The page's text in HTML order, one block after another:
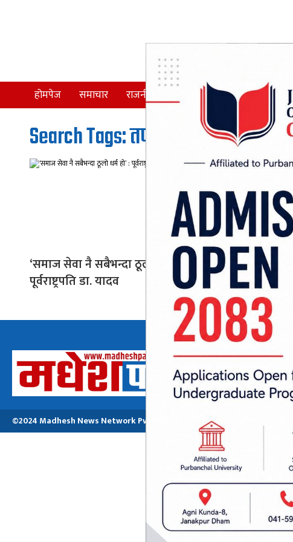
होमपेज समाचार राजनीति समाज देश विचार
Search Tags: तपसी बाबा स्मृति
‘समाज सेवा नै सबैभन्दा ठूलो धर्म हो’ :
पूर्वराष्ट्रपति डा. यादव
अध्यक्ष तथा प्रबन्ध निर्देशक:
मनोजकुमार मोरबैता
©2024 Madhesh News Network Pvt. ltd | All Rights Reserved.